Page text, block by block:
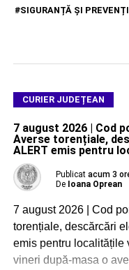
SIGURANȚĂ ȘI
CURIER JUDEȚEAN
7 august 2026 | Cod
Averse torențiale,
ALERT emis pentru
Publicat acum 3
De Ioana Oprean
7 august 2026 | Cod
torențiale, descărcări
emis pentru localitățile
vineri după-masa o